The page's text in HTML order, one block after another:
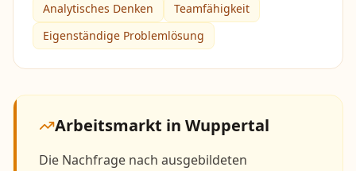
Analytisches Denken
Teamfähigkeit
Eigenständige Problemlösung
Arbeitsmarkt in Wuppertal
Die Nachfrage nach ausgebildeten